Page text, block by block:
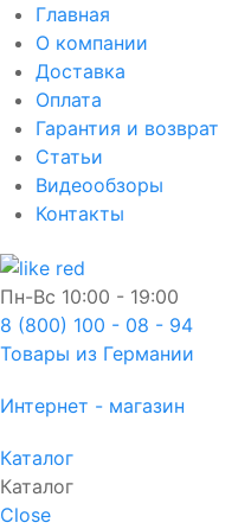
Главная
О компании
Доставка
Оплата
Гарантия и возврат
Статьи
Видеообзоры
Контакты
Пн-Вс 10:00 - 19:00
8 (800) 100 - 08 - 94
Товары из Германии
Интернет - магазин
Каталог
Каталог
Close